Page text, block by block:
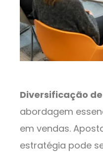
Diversificação
abordagem
em vendas.
estratégia pode